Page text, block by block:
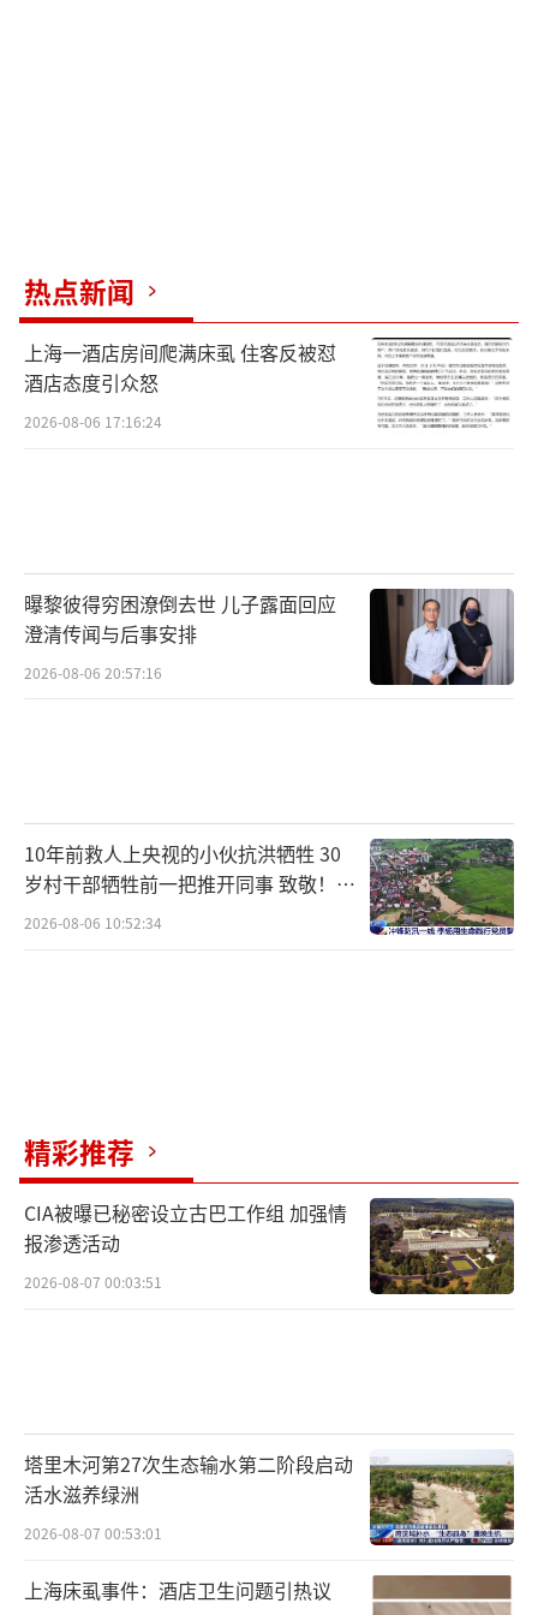
热点新闻
上海一酒店房间爬满床虱 住客反被怼
酒店态度引众怒
2026-08-06 17:16:24
曝黎彼得穷困潦倒去世 儿子露面回应
澄清传闻与后事安排
2026-08-06 20:57:16
10年前救人上央视的小伙抗洪牺牲 30
岁村干部牺牲前一把推开同事 致敬！送
别！
2026-08-06 10:52:34
精彩推荐
CIA被曝已秘密设立古巴工作组 加强情
报渗透活动
2026-08-07 00:03:51
塔里木河第27次生态输水第二阶段启动
活水滋养绿洲
2026-08-07 00:53:01
上海床虱事件：酒店卫生问题引热议